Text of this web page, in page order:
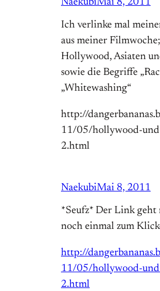
NaekubiMai 8, 2011
Ich verlinke mal
aus meiner
Hollywood, Asiaten
sowie die Begriffe
„Whitewashing“
http://
11/05/hollywood-
2.html
NaekubiMai 8, 2011
*Seufz* Der Link geht
noch einmal zum
http://
11/05/hollywood-
2.html